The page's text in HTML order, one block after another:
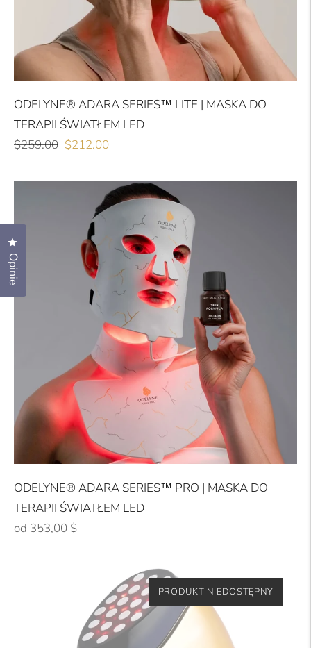
ODELYNE® ADARA SERIES™ LITE | MASKA DO
TERAPII ŚWIATŁEM LED
Cena
$259.00 Cena
$212.00
ODELYNE® ADARA SERIES™ PRO | MASKA DO
TERAPII ŚWIATŁEM LED
Cena
od 353,00 $
PRODUKT NIEDOSTĘPNY
Opinie
Kliknij, aby otworzyć okno dialogowe opinii